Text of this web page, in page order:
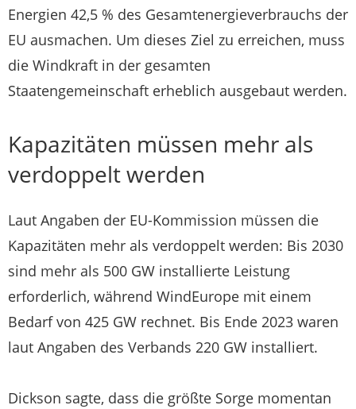
Energien 42,5 % des Gesamtenergieverbrauchs der
EU ausmachen. Um dieses Ziel zu erreichen, muss
die Windkraft in der gesamten
Staatengemeinschaft erheblich ausgebaut werden.
Kapazitäten müssen mehr als
verdoppelt werden
Laut Angaben der EU-Kommission müssen die
Kapazitäten mehr als verdoppelt werden: Bis 2030
sind mehr als 500 GW installierte Leistung
erforderlich, während WindEurope mit einem
Bedarf von 425 GW rechnet. Bis Ende 2023 waren
laut Angaben des Verbands 220 GW installiert.
Dickson sagte, dass die größte Sorge momentan